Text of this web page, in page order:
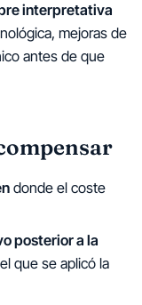
interpretativa
mejoras de
antes de que
donde el coste
posterior a la
que se aplicó la